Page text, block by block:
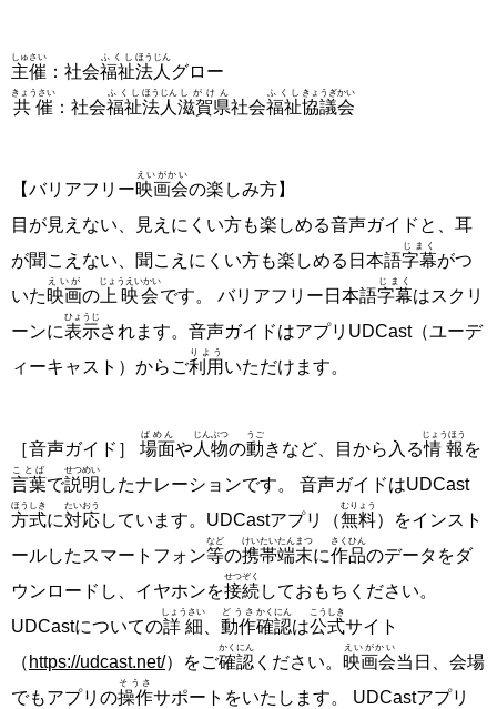
主催
しゅさい
：社会福祉
ふくし
法人
ほうじん
グロー
共催
きょうさい
：社会福祉
ふくし
法人
ほうじん
滋賀県
しがけん
社会福祉
ふくし
協議会
きょうぎかい
【バリアフリー映画会
えいがかい
の楽しみ方】
目が見えない、見えにくい方も楽しめる音声ガイドと、耳
が聞こえない、聞こえにくい方も楽しめる日本語字幕
じまく
がつ
いた映画
えいが
の 上映会
じょうえいかい
です。 バリアフリー日本語字幕
じまく
はスクリ
ーンに表示
ひょうじ
されます。音声ガイドはアプリUDCast（ユーデ
ィーキャスト）からご利用
りよう
いただけます。
［音声ガイド］ 場面
ばめん
や人物
じんぶつ
の動
うご
きなど、目から入る情報
じょうほう
を
言葉
ことば
で説明
せつめい
したナレーションです。 音声ガイドはUDCast
方式
ほうしき
に対応
たいおう
しています。UDCastアプリ（無料
むりょう
）をインスト
ールしたスマートフォン等
など
の携帯
けいたい
端末
たんまつ
に作品
さくひん
のデータをダ
ウンロードし、イヤホンを接続
せつぞく
しておもちください。
UDCastについての詳細
しょうさい
動作
どうさ
確認
かくにん
は公式
こうしき
サイト
（ https://udcast.net/）をご確認
かくにん
ください。 映画会
えいがかい
当日、会場
でもアプリの操作
そうさ
サポートをいたします。 UDCastアプリ